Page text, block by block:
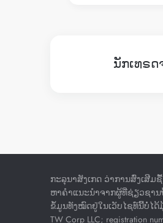
ນັກເທຣດ
ກະລຸນາສັງເກດ ວ່າການສົ່ງເສີ
ຫາຄໍາແນະນໍາຈາກຜູ້ທີ່ຊ່ຽວຊານ
ຂໍ້ມູນທັງໝົດຢູ່ໃນເວັບໄຊທ໌ນີ້ບໍ່ໄ
TW Corp LLC; registration